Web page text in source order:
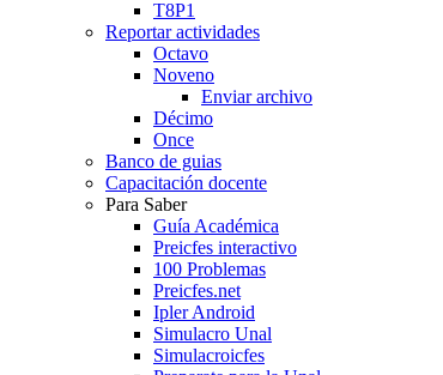
T8P1
Reportar actividades
Octavo
Noveno
Enviar archivo
Décimo
Once
Banco de guias
Capacitación docente
Para Saber
Guía Académica
Preicfes interactivo
100 Problemas
Preicfes.net
Ipler Android
Simulacro Unal
Simulacroicfes